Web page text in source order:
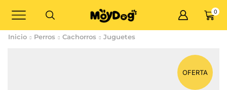
0
Inicio Perros Cachorros Juguetes
OFERTA